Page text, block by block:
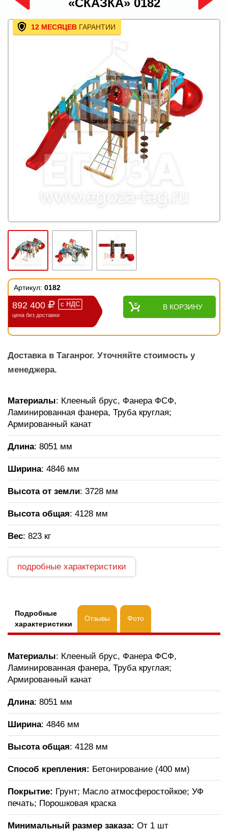
«СКАЗКА» 0182
12 МЕСЯЦЕВ ГАРАНТИИ
Артикул: 0182
892 400 с НДС
цена без доставки
В КОРЗИНУ
Доставка в Таганрог. Уточняйте стоимость у
менеджера.
Материалы: Клееный брус, Фанера ФСФ,
Ламинированная фанера, Труба круглая;
Армированный канат
Длина: 8051 мм
Ширина: 4846 мм
Высота от земли: 3728 мм
Высота общая: 4128 мм
Вес: 823 кг
подробные характеристики
Подробные
характеристики
Отзывы Фото
Материалы: Клееный брус, Фанера ФСФ,
Ламинированная фанера, Труба круглая;
Армированный канат
Длина: 8051 мм
Ширина: 4846 мм
Высота общая: 4128 мм
Способ крепления: Бетонирование (400 мм)
Покрытие: Грунт; Масло атмосферостойкое; УФ
печать; Порошковая краска
Минимальный размер заказа: От 1 шт